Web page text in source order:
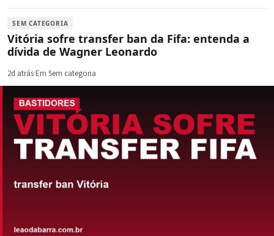
SEM CATEGORIA
Vitória sofre transfer ban da Fifa: entenda a
dívida de Wagner Leonardo
2d atrás·Em Sem categoria